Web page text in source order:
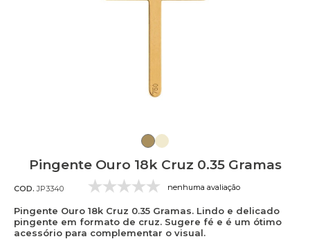
Pingente Ouro 18k Cruz 0.35 Gramas
COD. JP3340 nenhuma avaliação
Pingente Ouro 18k Cruz 0.35 Gramas. Lindo e delicado
pingente em formato de cruz. Sugere fé e é um ótimo
acessório para complementar o visual.